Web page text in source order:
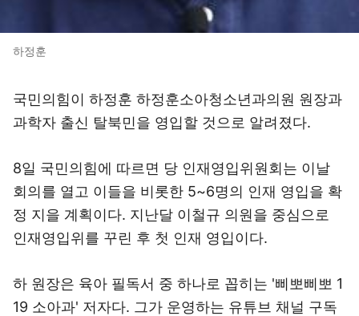
하정훈
국민의힘이 하정훈 하정훈소아청소년과의원 원장과
과학자 출신 탈북민을 영입할 것으로 알려졌다.
8일 국민의힘에 따르면 당 인재영입위원회는 이날
회의를 열고 이들을 비롯한 5~6명의 인재 영입을 확
정 지을 계획이다. 지난달 이철규 의원을 중심으로
인재영입위를 꾸린 후 첫 인재 영입이다.
하 원장은 육아 필독서 중 하나로 꼽히는 '삐뽀삐뽀 1
19 소아과' 저자다. 그가 운영하는 유튜브 채널 구독